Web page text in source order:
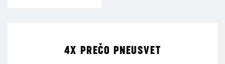
4X PREČO PNEUSVET